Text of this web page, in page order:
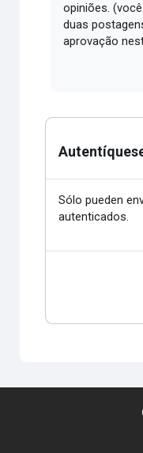
opiniões.
duas
aprovação
Sólo pueden
autenticados.